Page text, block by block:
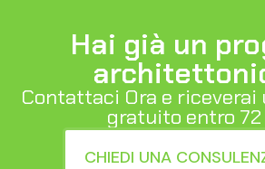
Hai già un
Contattaci Ora e riceverai
gratuito entro 72
CHIEDI UNA